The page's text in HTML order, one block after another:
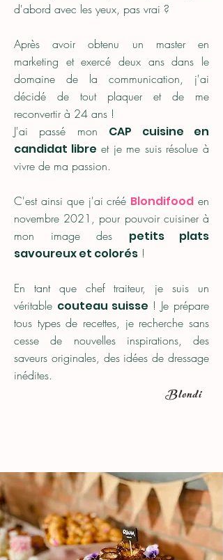
d'abord avec les yeux, pas vrai ?
Après avoir obtenu un master en
marketing et exercé deux ans dans le
domaine de la communication, j'ai
décidé de tout plaquer et de me
reconvertir à 24 ans !
J'ai passé mon CAP cuisine en
candidat libre et je me suis résolue à
vivre de ma passion.
C'est ainsi que j'ai créé Blondifood en
novembre 2021, pour pouvoir cuisiner à
mon image des petits plats
savoureux et colorés !
En tant que chef traiteur, je suis un
véritable couteau suisse ! Je prépare
tous types de recettes, je recherche sans
cesse de nouvelles inspirations, des
saveurs originales, des idées de dressage
inédites.
Blondi